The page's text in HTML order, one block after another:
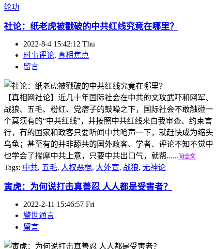
轮功
社论：纸老虎被戳破的中共红线究竟在哪里？
2022-8-4 15:42:12 Thu
时事评论, 真相焦点
留言
【真相网社论】近几十年国际社会在中共的文攻武吓和网军、
战狼、五毛、粉红、党痞子的鼓噪之下，国际社会不敢触碰一
个莫须有的“中共红线”，并按照中共红线来自我审查、约束言
行，有的国家和政客只要听闻中共呛声一下，就赶快成为缩头
乌龟；甚至有的并非舔共的国外政客、学者、评论不知不觉中
也学会了揣摩中共上意，只要中共出口气，就帮......阅全文
Tags: 中共, 五毛, 人权恶棍, 大外宣, 战狼, 无神论
寅虎：为何说打击真善忍 人人都是受害者？
2022-2-11 15:46:57 Fri
警世通言
留言